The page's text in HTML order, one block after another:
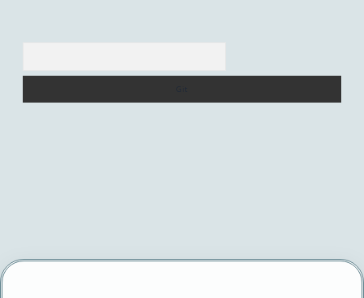
betexper yeni giriş